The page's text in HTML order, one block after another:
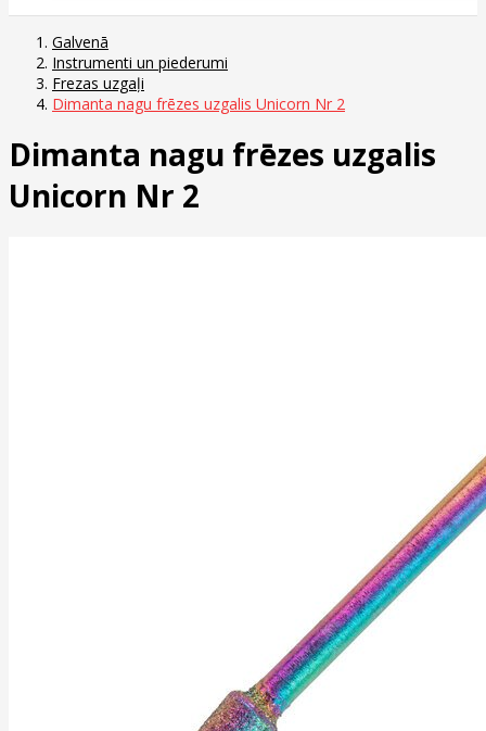
Galvenā
Instrumenti un piederumi
Frezas uzgaļi
Dimanta nagu frēzes uzgalis Unicorn Nr 2
Dimanta nagu frēzes uzgalis
Unicorn Nr 2